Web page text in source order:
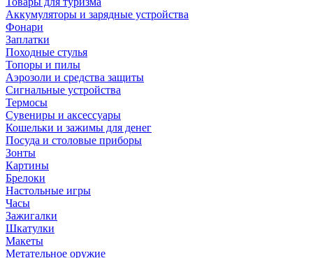
Аккумуляторы и зарядные устройства
Фонари
Заплатки
Походные стулья
Топоры и пилы
Аэрозоли и средства защиты
Сигнальные устройства
Термосы
Сувениры и аксессуары
Кошельки и зажимы для денег
Посуда и столовые приборы
Зонты
Картины
Брелоки
Настольные игры
Часы
Зажигалки
Шкатулки
Макеты
Метательное оружие